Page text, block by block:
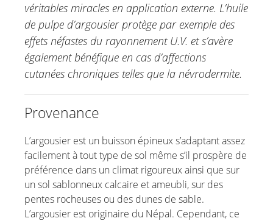
Cresson alénois
Guduchi
Camomille
Lavande
Mélisse
Huile d’onagre
Physalis
Souci
Marronnier d’Inde
Vigne rouge
véritables miracles en application externe. L’huile
de pulpe d’argousier protège par exemple des
effets néfastes du rayonnement U.V. et s’avère
également bénéfique en cas d’affections
cutanées chroniques telles que la névrodermite.
Provenance
L’argousier est un buisson épineux s’adaptant assez
facilement à tout type de sol même s’il prospère de
préférence dans un climat rigoureux ainsi que sur
un sol sablonneux calcaire et ameubli, sur des
pentes rocheuses ou des dunes de sable.
L’argousier est originaire du Népal. Cependant, ce